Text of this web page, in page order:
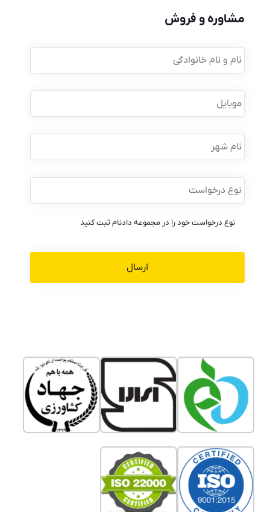
مشاوره و فروش
نام
و
نام
موبایل *
نام
شهر
نوع
درخواست *
نوع درخواست خود را در مجموعه دادنام ثبت کنید